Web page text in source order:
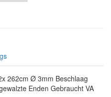
262cm Ø 3mm Beschlaag
Enden Gebraucht VA